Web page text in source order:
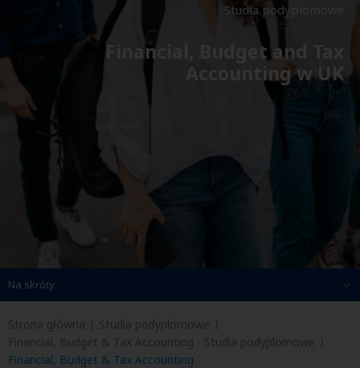
Studia podyplomowe
Financial, Budget and Tax
Accounting w UK
Na skróty
Strona główna
Studia podyplomowe
Financial, Budget & Tax Accounting - Studia podyplomowe
Financial, Budget & Tax Accounting